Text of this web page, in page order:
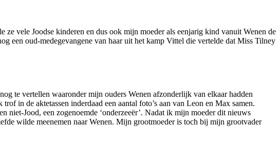
vele Joodse kinderen en dus ook mijn moeder als eenjarig kind vanuit Wenen de
een oud-medegevangene van haar uit het kamp Vittel die vertelde dat Miss Tilney
te vertellen waaronder mijn ouders Wenen afzonderlijk van elkaar hadden
in de aktetassen inderdaad een aantal foto’s aan van Leon en Max samen.
niet-Jood, een zogenoemde ‘onderzeeër’. Nadat ik mijn moeder dit nieuws
wilde meenemen naar Wenen. Mijn grootmoeder is toch bij mijn grootvader